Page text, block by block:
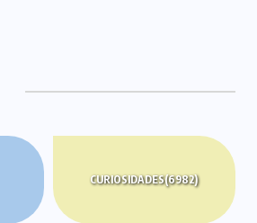
CURIOSIDADES(6982)